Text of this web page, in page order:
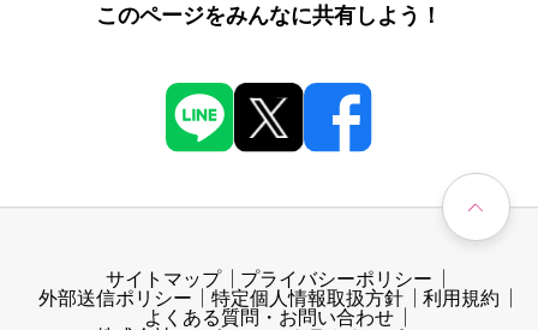
このページをみんなに共有しよう！
サイトマップ
プライバシーポリシー
外部送信ポリシー
特定個人情報取扱方針
利用規約
よくある質問・お問い合わせ